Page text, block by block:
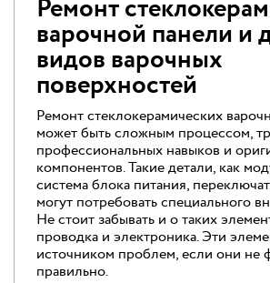
Ремонт
варочной панели и
видов варочных
поверхностей
Ремонт стеклокерамических
может быть сложным процессом,
профессиональных навыков и
компонентов. Такие детали, как
система блока питания,
могут потребовать специального
Не стоит забывать и о таких
проводка и электроника. Эти
источником проблем, если они не
правильно.